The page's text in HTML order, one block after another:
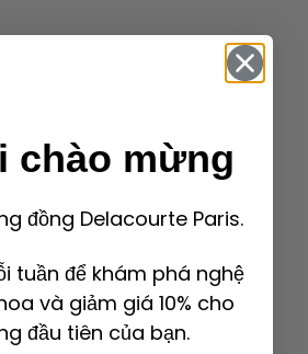
chào mừng
đồng Delacourte Paris.
tuần để khám phá nghệ
và giảm giá 10% cho
đầu tiên của bạn.